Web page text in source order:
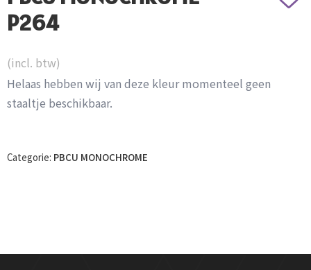
P264
(incl. btw)
Helaas hebben wij van deze kleur momenteel geen
staaltje beschikbaar.
Categorie: PBCU MONOCHROME